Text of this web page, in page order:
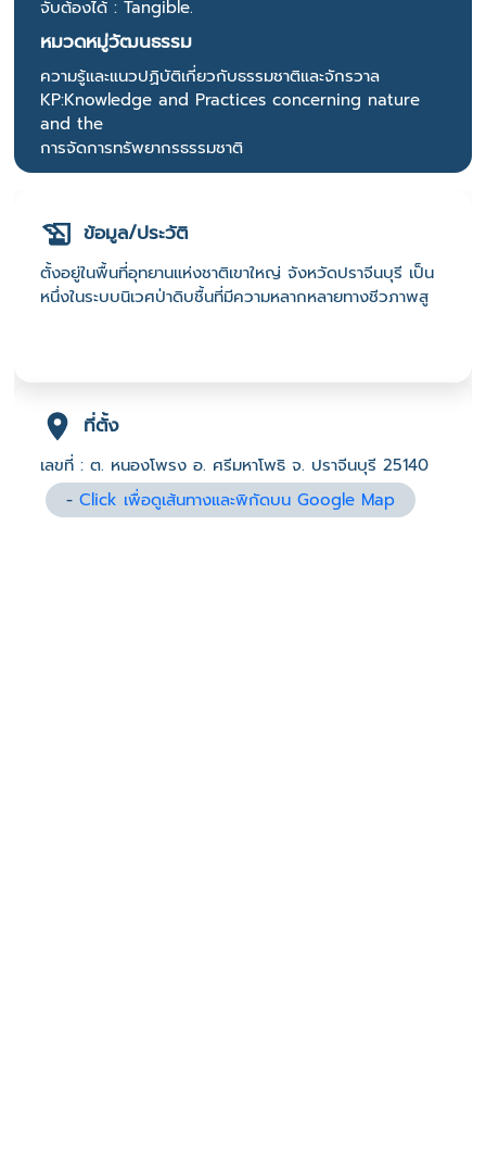
จับต้องได้ : Tangible.
หมวดหมู่วัฒนธรรม
ความรู้และแนวปฏิบัติเกี่ยวกับธรรมชาติและจักรวาล
KP:Knowledge and Practices concerning nature
and the
การจัดการทรัพยากรธรรมชาติ
ข้อมูล/ประวัติ
ตั้งอยู่ในพื้นที่อุทยานแห่งชาติเขาใหญ่ จังหวัดปราจีนบุรี เป็น
หนึ่งในระบบนิเวศป่าดิบชื้นที่มีความหลากหลายทางชีวภาพสู
ที่ตั้ง
เลขที่ : ต. หนองโพรง อ. ศรีมหาโพธิ จ. ปราจีนบุรี 25140
-Click เพื่อดูเส้นทางและพิกัดบน Google Map